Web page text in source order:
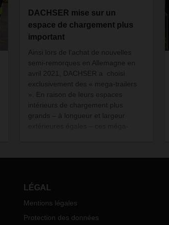
DACHSER mise sur un
espace de chargement plus
important
Ainsi lors de l'achat de nouvelles
semi-remorques en Allemagne en
avril 2021, DACHSER a choisi
exclusivement des « mega-trailers
». En raison de leurs espaces
intérieurs de chargement plus
grands
à longueur et largeur
rapport aux semi-remorques
complète de la flotte allemande
devrait être achevée d'ici 2027, avec
trailers au total. Au cours des
LÉGAL
Mentions légales
Protection des données